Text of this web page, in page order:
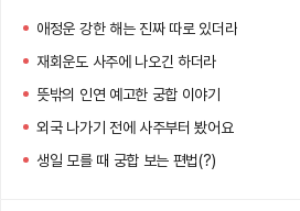
애정운 강한 해는 진짜 따로 있더라
재회운도 사주에 나오긴 하더라
뜻밖의 인연 예고한 궁합 이야기
외국 나가기 전에 사주부터 봤어요
생일 모를 때 궁합 보는 편법(?)